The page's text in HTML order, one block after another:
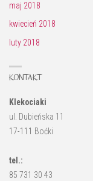
maj 2018
kwiecień 2018
luty 2018
KONTAKT
Klekociaki
ul. Dubieńska 11
17-111 Boćki
tel.:
85 731 30 43